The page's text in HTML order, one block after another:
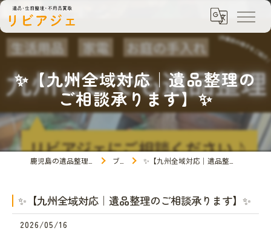
✨【九州全域対応｜遺品整理の
ご相談承ります】✨
ブログ ✨【九州全域対応｜遺品整理のご相談承ります】✨
✨【九州全域対応｜遺品整理のご相談承ります】✨
2026/05/16